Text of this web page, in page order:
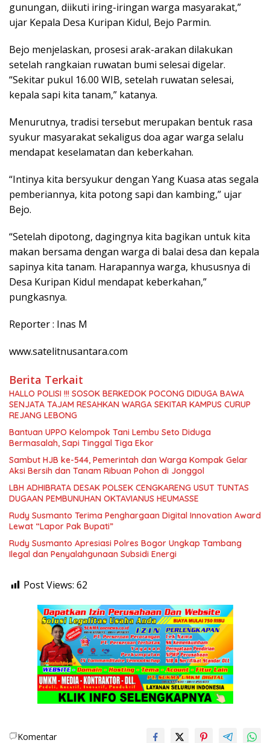
gunungan, diikuti iring-iringan warga masyarakat,”
ujar Kepala Desa Kuripan Kidul, Bejo Parmin.
Bejo menjelaskan, prosesi arak-arakan dilakukan
setelah rangkaian ruwatan bumi selesai digelar.
“Sekitar pukul 16.00 WIB, setelah ruwatan selesai,
kepala sapi kita tanam,” katanya.
Menurutnya, tradisi tersebut merupakan bentuk rasa
syukur masyarakat sekaligus doa agar warga selalu
mendapat keselamatan dan keberkahan.
“Intinya kita bersyukur dengan Yang Kuasa atas segala
pemberiannya, kita potong sapi dan kambing,” ujar
Bejo.
“Setelah dipotong, dagingnya kita bagikan untuk kita
makan bersama dengan warga di balai desa dan kepala
sapinya kita tanam. Harapannya warga, khususnya di
Desa Kuripan Kidul mendapat keberkahan,”
pungkasnya.
Reporter : Inas M
www.satelitnusantara.com
Berita Terkait
HALLO POLISI !!! SOSOK BERKEDOK POCONG DIDUGA BAWA
SENJATA TAJAM RESAHKAN WARGA SEKITAR KAMPUS CURUP
REJANG LEBONG
Bantuan UPPO Kelompok Tani Lembu Seto Diduga
Bermasalah, Sapi Tinggal Tiga Ekor
Sambut HJB ke-544, Pemerintah dan Warga Kompak Gelar
Aksi Bersih dan Tanam Ribuan Pohon di Jonggol
LBH ADHIBRATA DESAK POLSEK CENGKARENG USUT TUNTAS
DUGAAN PEMBUNUHAN OKTAVIANUS HEUMASSE
Rudy Susmanto Terima Penghargaan Digital Innovation Award
Lewat “Lapor Pak Bupati”
Rudy Susmanto Apresiasi Polres Bogor Ungkap Tambang
Ilegal dan Penyalahgunaan Subsidi Energi
Post Views: 62
Komentar